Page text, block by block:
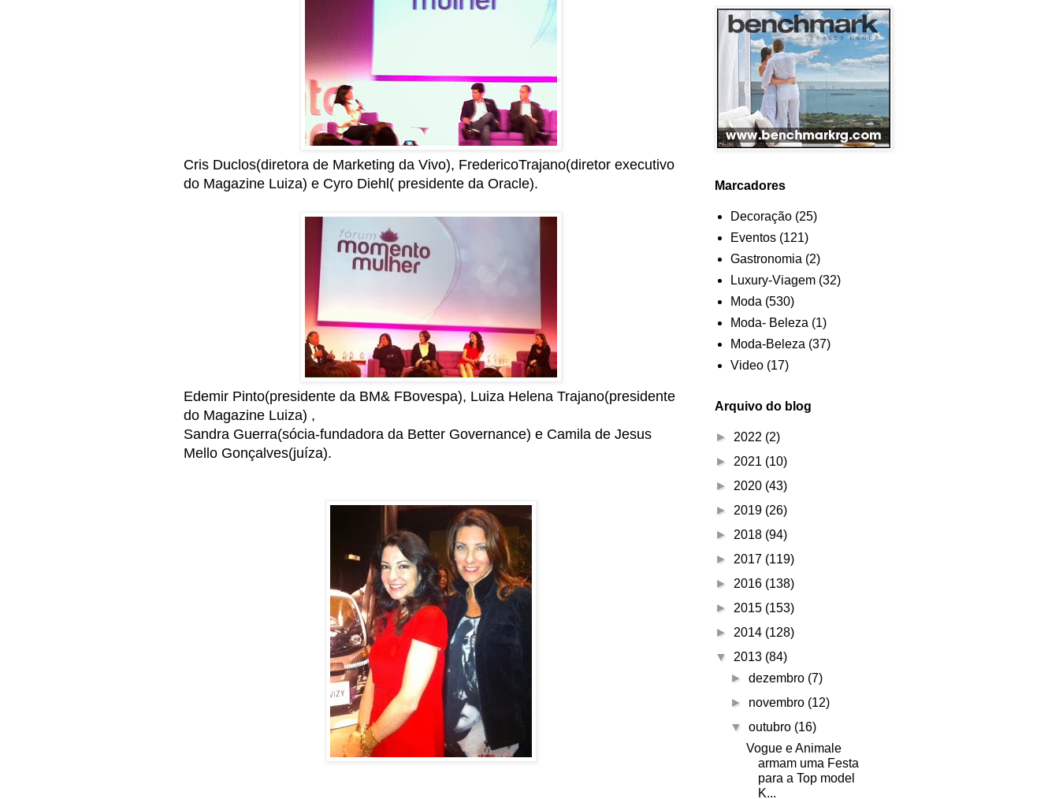
Cris Duclos(diretora de Marketing da Vivo), FredericoTrajano(diretor executivo
do Magazine Luiza) e Cyro Diehl( presidente da Oracle).
Edemir Pinto(presidente da BM& FBovespa), Luiza Helena Trajano(presidente
do Magazine Luiza) ,
Sandra Guerra(sócia-fundadora da Better Governance) e Camila de Jesus
Mello Gonçalves(juíza).
Marcadores
Decoração (25)
Eventos (121)
Gastronomia (2)
Luxury-Viagem (32)
Moda (530)
Moda- Beleza (1)
Moda-Beleza (37)
Video (17)
Arquivo do blog
► 2022 (2)
► 2021 (10)
► 2020 (43)
► 2019 (26)
► 2018 (94)
► 2017 (119)
► 2016 (138)
► 2015 (153)
► 2014 (128)
▼ 2013 (84)
►dezembro (7)
► novembro (12)
▼outubro (16)
Vogue e Animale
armam uma Festa
para a Top model
K...